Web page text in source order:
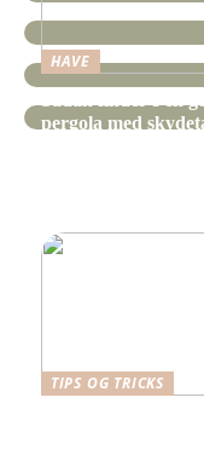
HAVE
pergola med
TIPS OG TRICKS